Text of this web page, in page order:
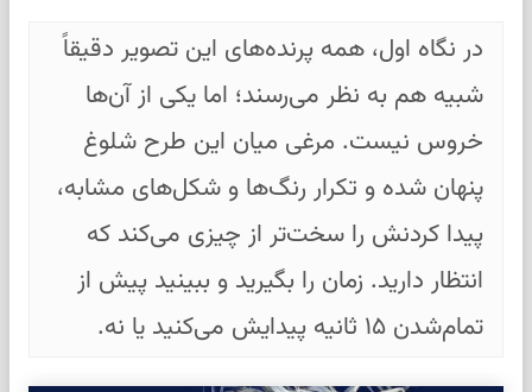
در نگاه اول، همه پرنده‌های این تصویر دقیقاً
شبیه هم به نظر می‌رسند؛ اما یکی از آن‌ها
خروس نیست. مرغی میان این طرح شلوغ
پنهان شده و تکرار رنگ‌ها و شکل‌های مشابه،
پیدا کردنش را سخت‌تر از چیزی می‌کند که
انتظار دارید. زمان را بگیرید و ببینید پیش از
تمام‌شدن ۱۵ ثانیه پیدایش می‌کنید یا نه.